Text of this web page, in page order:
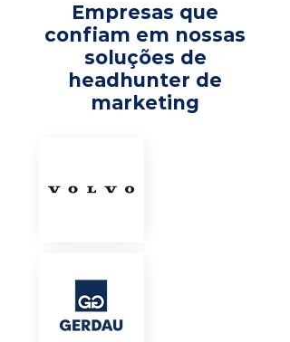
Empresas que
confiam em nossas
soluções de
headhunter de
marketing